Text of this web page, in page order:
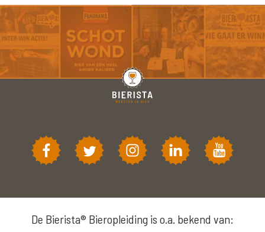
De Bierista® Bieropleiding is o.a. bekend van: